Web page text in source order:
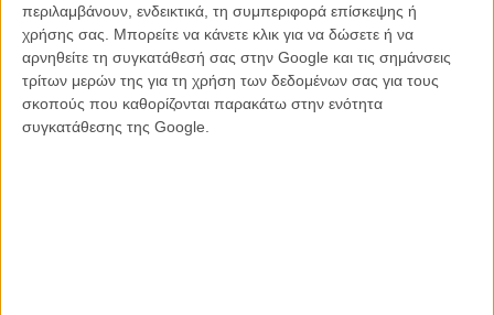
περιλαμβάνουν, ενδεικτικά, τη συμπεριφορά επίσκεψης ή
χρήσης σας. Μπορείτε να κάνετε κλικ για να δώσετε ή να
αρνηθείτε τη συγκατάθεσή σας στην Google και τις σημάνσεις
τρίτων μερών της για τη χρήση των δεδομένων σας για τους
σκοπούς που καθορίζονται παρακάτω στην ενότητα
συγκατάθεσης της Google.
Τα εναλλακτικά κινηματογραφικά πόστερ της Mondo αποτελούν το ιερό
δισκοπότηρο κάθε συλλέκτη κι αυτή την Κυριακή στην διάρκεια της απονομής
των Οσκαρ, ετοιμάζουν μια έκπληξη.
Γιώργος Κρασσακόπουλος